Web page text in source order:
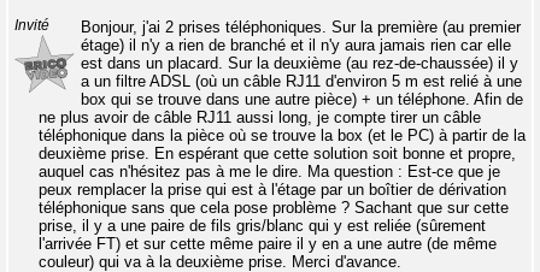
Invité
Bonjour, j'ai 2 prises téléphoniques. Sur la première (au premier
étage) il n'y a rien de branché et il n'y aura jamais rien car elle
est dans un placard. Sur la deuxième (au rez-de-chaussée) il y
a un filtre ADSL (où un câble RJ11 d'environ 5 m est relié à une
box qui se trouve dans une autre pièce) + un téléphone. Afin de
ne plus avoir de câble RJ11 aussi long, je compte tirer un câble
téléphonique dans la pièce où se trouve la box (et le PC) à partir de la
deuxième prise. En espérant que cette solution soit bonne et propre,
auquel cas n'hésitez pas à me le dire. Ma question : Est-ce que je
peux remplacer la prise qui est à l'étage par un boîtier de dérivation
téléphonique sans que cela pose problème ? Sachant que sur cette
prise, il y a une paire de fils gris/blanc qui y est reliée (sûrement
l'arrivée FT) et sur cette même paire il y en a une autre (de même
couleur) qui va à la deuxième prise. Merci d'avance.